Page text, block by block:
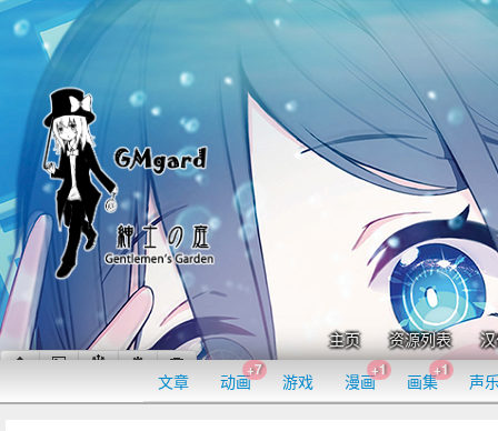
主页 资源列表
文章 动画
+7
游戏 漫画
+1
画集
+1
声